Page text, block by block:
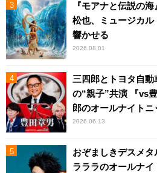
『モアナと伝説の
松也、ミュージカ
響かせる
2026.08.01
三四郎とトヨタ自
の“親子”共演 『vs
郎のオールナイトニ
2026.06.13
おぞましきデスメ
ラララのオールナイ